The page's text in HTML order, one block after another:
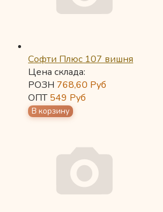
Софти Плюс 107 вишня
Цена склада:
РОЗН 768,60 Руб
ОПТ549 Руб